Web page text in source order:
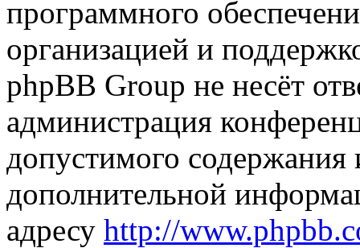
программного
организацией и
phpBB Group не несёт
администрация
допустимого
дополнительной
адресу http://